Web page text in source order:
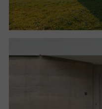
maximálně otevřený.
dveře a okna s
montáži. Omítaná
grafitovým EPS.
PIR desku. Střecha je
Technologicky je dům
vzduch/voda, které je